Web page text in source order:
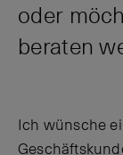
oder
beraten
Ich wünsche